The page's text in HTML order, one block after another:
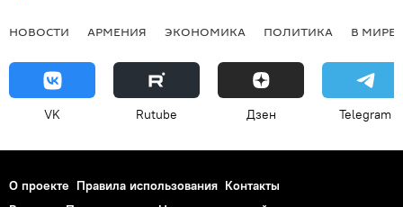
НОВОСТИ АРМЕНИЯ ЭКОНОМИКА ПОЛИТИКА В МИРЕ
VK Rutube Дзен Telegram
О проекте Правила использования Контакты